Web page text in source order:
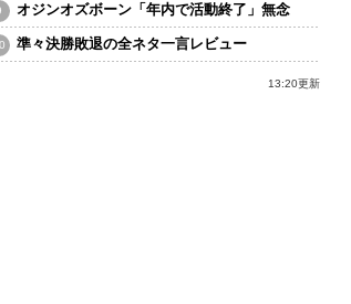
オジンオズボーン「年内で活動終了」無念
準々決勝敗退の全ネタ一言レビュー
13:20更新